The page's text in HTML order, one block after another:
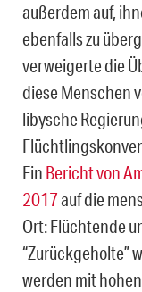
außerdem auf,
ebenfalls zu
verweigerte die
diese Menschen
libysche
Ein Bericht von
2017auf die
Ort: Flüchtende
“Zurückgeholte”
werden mit